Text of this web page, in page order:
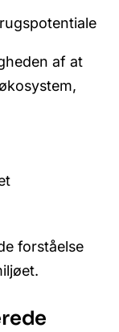
af at
forståelse